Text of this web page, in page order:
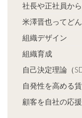
社長や正社員か
米澤晋也ってど
組織デザイン
組織育成
自己決定理論（
自発性を高める
顧客を自社の応